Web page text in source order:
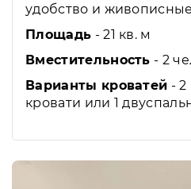
удобство и
Площадь - 21 кв. м
Вместительность - 2
Варианты кроватей -
кровати или 1